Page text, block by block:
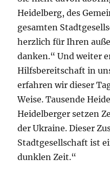
Heidelberg, des
gesamten
herzlich für Ihren
danken.“ Und weiter
Hilfsbereitschaft in
erfahren wir dieser
Weise. Tausende
Heidelberger setzen
der Ukraine. Dieser
Stadtgesellschaft ist
dunklen Zeit.“